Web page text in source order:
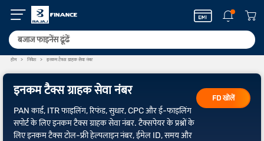
होम निवेश इनकम टैक्स ग्राहक सेवा नंबर
इनकम टैक्स ग्राहक सेवा नंबर
PAN कार्ड, ITR फाइलिंग, रिफंड, सुधार, CPC और ई-फाइलिंग
सपोर्ट के लिए इनकम टैक्स ग्राहक सेवा नंबर. टैक्सपेयर के प्रश्नों के
लिए इनकम टैक्स टोल-फ्री हेल्पलाइन नंबर, ईमेल ID, समय और
FD खोलें